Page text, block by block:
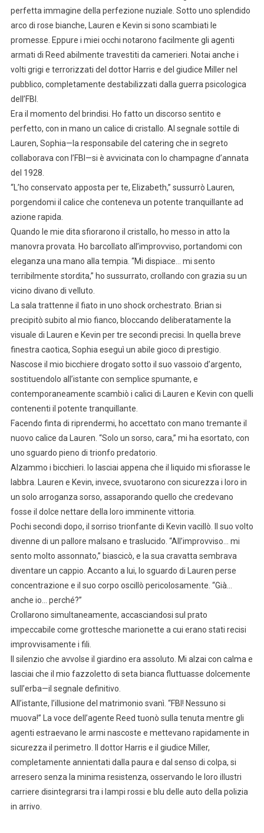
perfetta immagine della perfezione nuziale. Sotto uno splendido
arco di rose bianche, Lauren e Kevin si sono scambiati le
promesse. Eppure i miei occhi notarono facilmente gli agenti
armati di Reed abilmente travestiti da camerieri. Notai anche i
volti grigi e terrorizzati del dottor Harris e del giudice Miller nel
pubblico, completamente destabilizzati dalla guerra psicologica
dell’FBI.
Era il momento del brindisi. Ho fatto un discorso sentito e
perfetto, con in mano un calice di cristallo. Al segnale sottile di
Lauren, Sophia—la responsabile del catering che in segreto
collaborava con l’FBI—si è avvicinata con lo champagne d’annata
del 1928.
“L’ho conservato apposta per te, Elizabeth,” sussurrò Lauren,
porgendomi il calice che conteneva un potente tranquillante ad
azione rapida.
Quando le mie dita sfiorarono il cristallo, ho messo in atto la
manovra provata. Ho barcollato all’improvviso, portandomi con
eleganza una mano alla tempia. “Mi dispiace… mi sento
terribilmente stordita,” ho sussurrato, crollando con grazia su un
vicino divano di velluto.
La sala trattenne il fiato in uno shock orchestrato. Brian si
precipitò subito al mio fianco, bloccando deliberatamente la
visuale di Lauren e Kevin per tre secondi precisi. In quella breve
finestra caotica, Sophia eseguì un abile gioco di prestigio.
Nascose il mio bicchiere drogato sotto il suo vassoio d’argento,
sostituendolo all’istante con semplice spumante, e
contemporaneamente scambiò i calici di Lauren e Kevin con quelli
contenenti il potente tranquillante.
Facendo finta di riprendermi, ho accettato con mano tremante il
nuovo calice da Lauren. “Solo un sorso, cara,” mi ha esortato, con
uno sguardo pieno di trionfo predatorio.
Alzammo i bicchieri. Io lasciai appena che il liquido mi sfiorasse le
labbra. Lauren e Kevin, invece, svuotarono con sicurezza i loro in
un solo arroganza sorso, assaporando quello che credevano
fosse il dolce nettare della loro imminente vittoria.
Pochi secondi dopo, il sorriso trionfante di Kevin vacillò. Il suo volto
divenne di un pallore malsano e traslucido. “All’improvviso… mi
sento molto assonnato,” biascicò, e la sua cravatta sembrava
diventare un cappio. Accanto a lui, lo sguardo di Lauren perse
concentrazione e il suo corpo oscillò pericolosamente. “Già…
anche io… perché?”
Crollarono simultaneamente, accasciandosi sul prato
impeccabile come grottesche marionette a cui erano stati recisi
improvvisamente i fili.
Il silenzio che avvolse il giardino era assoluto. Mi alzai con calma e
lasciai che il mio fazzoletto di seta bianca fluttuasse dolcemente
sull’erba—il segnale definitivo.
All’istante, l’illusione del matrimonio svanì. “FBI! Nessuno si
muova!” La voce dell’agente Reed tuonò sulla tenuta mentre gli
agenti estraevano le armi nascoste e mettevano rapidamente in
sicurezza il perimetro. Il dottor Harris e il giudice Miller,
completamente annientati dalla paura e dal senso di colpa, si
arresero senza la minima resistenza, osservando le loro illustri
carriere disintegrarsi tra i lampi rossi e blu delle auto della polizia
in arrivo.